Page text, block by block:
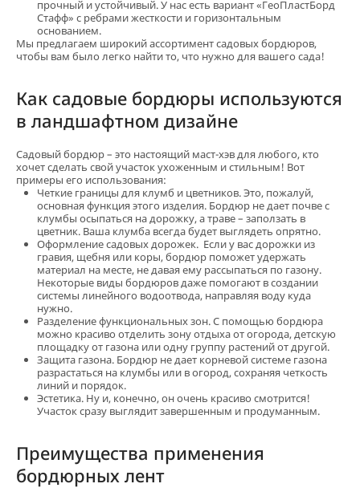
прочный и устойчивый. У нас есть вариант «ГеоПластБорд
Стафф» с ребрами жесткости и горизонтальным
основанием.
Мы предлагаем широкий ассортимент садовых бордюров,
чтобы вам было легко найти то, что нужно для вашего сада!
Как садовые бордюры используются
в ландшафтном дизайне
Садовый бордюр – это настоящий маст-хэв для любого, кто
хочет сделать свой участок ухоженным и стильным! Вот
примеры его использования:
Четкие границы для клумб и цветников. Это, пожалуй,
основная функция этого изделия. Бордюр не дает почве с
клумбы осыпаться на дорожку, а траве – заползать в
цветник. Ваша клумба всегда будет выглядеть опрятно.
Оформление садовых дорожек. Если у вас дорожки из
гравия, щебня или коры, бордюр поможет удержать
материал на месте, не давая ему рассыпаться по газону.
Некоторые виды бордюров даже помогают в создании
системы линейного водоотвода, направляя воду куда
нужно.
Разделение функциональных зон. С помощью бордюра
можно красиво отделить зону отдыха от огорода, детскую
площадку от газона или одну группу растений от другой.
Защита газона. Бордюр не дает корневой системе газона
разрастаться на клумбы или в огород, сохраняя четкость
линий и порядок.
Эстетика. Ну и, конечно, он очень красиво смотрится!
Участок сразу выглядит завершенным и продуманным.
Преимущества применения
бордюрных лент